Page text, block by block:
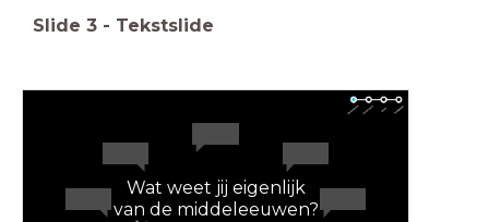
Slide 3 - Tekstslide
Wat weet jij eigenlijk
van de middeleeuwen?